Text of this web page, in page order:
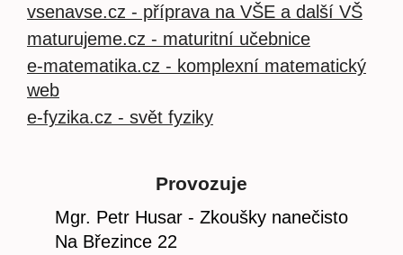
vsenavse.cz - příprava na VŠE a další VŠ
maturujeme.cz - maturitní učebnice
e-matematika.cz - komplexní matematický
web
e-fyzika.cz - svět fyziky
Provozuje
Mgr. Petr Husar - Zkoušky nanečisto
Na Březince 22